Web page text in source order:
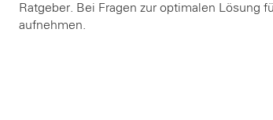
Ratgeber. Bei Fragen zur optimalen Lösung
aufnehmen.